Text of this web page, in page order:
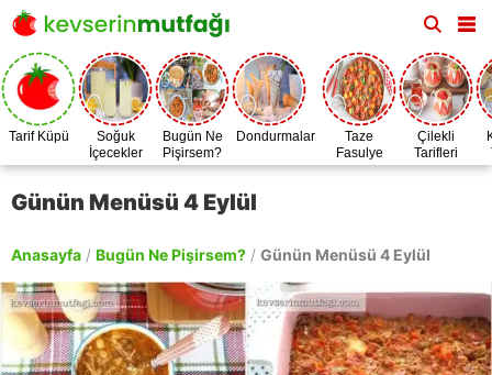
Tarif Küpü
Soğuk
İçecekler
Bugün Ne
Pişirsem?
Dondurmalar
Taze
Fasulye
Zamanı
Çilekli
Tarifleri
Günün Menüsü 4 Eylül
Anasayfa / Bugün Ne Pişirsem? / Günün Menüsü 4 Eylül